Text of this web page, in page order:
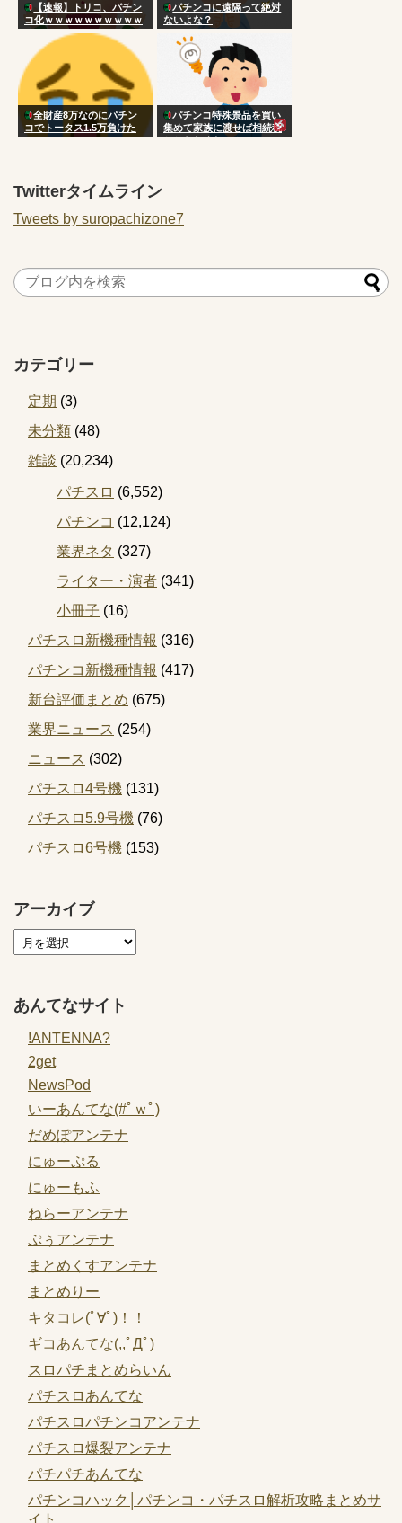
【速報】トリコ、パチン
コ化ｗｗｗｗｗｗｗｗｗｗ
ｗｗｗｗｗｗｗｗｗｗｗｗ
ｗｗｗｗｗ
パチンコに遠隔って絶対
ないよな？
全財産8万なのにパチン
コでトータス1.5万負けた
www
パチンコ特殊景品を買い
集めて家族に渡せば相続税
かからなくない？
Twitterタイムライン
Tweets by suropachizone7
カテゴリー
定期 (3)
未分類 (48)
雑談 (20,234)
パチスロ (6,552)
パチンコ (12,124)
業界ネタ (327)
ライター・演者 (341)
小冊子 (16)
パチスロ新機種情報 (316)
パチンコ新機種情報 (417)
新台評価まとめ (675)
業界ニュース (254)
ニュース (302)
パチスロ4号機 (131)
パチスロ5.9号機 (76)
パチスロ6号機 (153)
アーカイブ
あんてなサイト
!ANTENNA?
2get
NewsPod
いーあんてな(#ﾟｗﾟ)
だめぽアンテナ
にゅーぷる
にゅーもふ
ねらーアンテナ
ぷぅアンテナ
まとめくすアンテナ
まとめりー
キタコレ(ﾟ∀ﾟ)！！
ギコあんてな(,,ﾟДﾟ)
スロパチまとめらいん
パチスロあんてな
パチスロパチンコアンテナ
パチスロ爆裂アンテナ
パチパチあんてな
パチンコハック│パチンコ・パチスロ解析攻略まとめサ
イト